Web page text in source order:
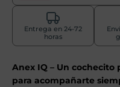
Entrega en 24-72
horas
Anex IQ – Un
para acompañarte